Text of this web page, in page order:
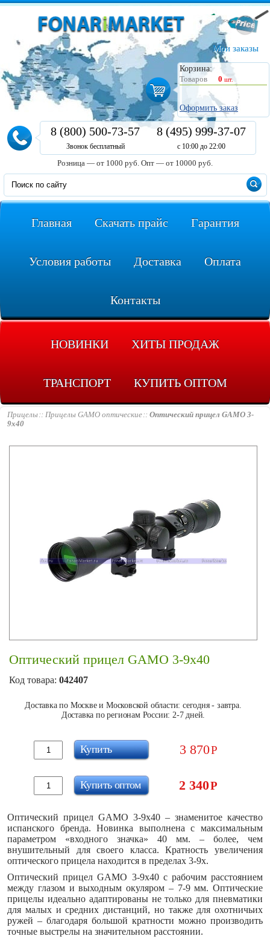
Мои заказы
Корзина:
Товаров
0 шт.
Оформить заказ
8 (800) 500-73-57
Звонок бесплатный
8 (495) 999-37-07
с 10:00 до 22:00
Розница — от 1000 руб. Опт — от 10000 руб.
Главная Скачать прайс Гарантия
Условия работы Доставка Оплата
Контакты
НОВИНКИ ХИТЫ ПРОДАЖ
ТРАНСПОРТ КУПИТЬ ОПТОМ
Прицелы Прицелы GAMO оптические
Оптический прицел GAMO 3-
9x40
Оптический прицел GAMO 3-9x40
Код товара: 042407
Доставка по Москве и Московской области: сегодня - завтра.
Доставка по регионам России: 2-7 дней.
3 870Р
Купить
2 340Р
Купить оптом
Оптический прицел GAMO 3-9x40 – знаменитое качество
испанского бренда. Новинка выполнена с максимальным
параметром «входного значка» 40 мм. – более, чем
внушительный для своего класса. Кратность увеличения
оптического прицела находится в пределах 3-9х.
Оптический прицел GAMO 3-9x40 с рабочим расстоянием
между глазом и выходным окуляром – 7-9 мм. Оптические
прицелы идеально адаптированы не только для пневматики
для малых и средних дистанций, но также для охотничьих
ружей – благодаря большой кратности можно производить
точные выстрелы на значительном расстоянии.